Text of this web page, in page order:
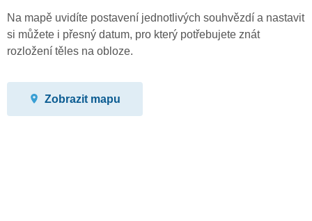
Na mapě uvidíte postavení jednotlivých souhvězdí a nastavit
si můžete i přesný datum, pro který potřebujete znát
rozložení těles na obloze.
Zobrazit mapu